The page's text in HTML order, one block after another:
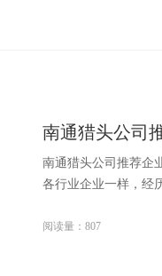
南通猎头公司
南通猎头公司推荐企
各行业企业一样，经
阅读量：807